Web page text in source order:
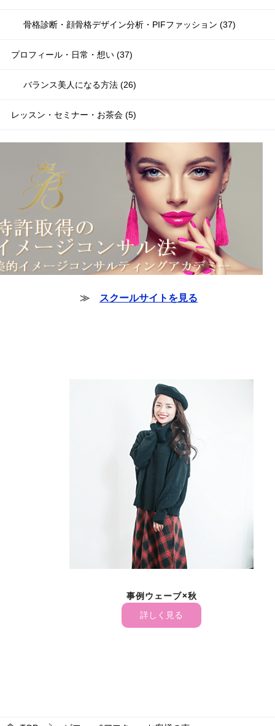
骨格診断・顔骨格デザイン分析・PIFファッション (37)
プロフィール・日常・想い (37)
バランス美人になる方法 (26)
レッスン・セミナー・お茶会 (5)
≫ スクールサイトを見る
事例ウェーブ×秋
詳しく見る